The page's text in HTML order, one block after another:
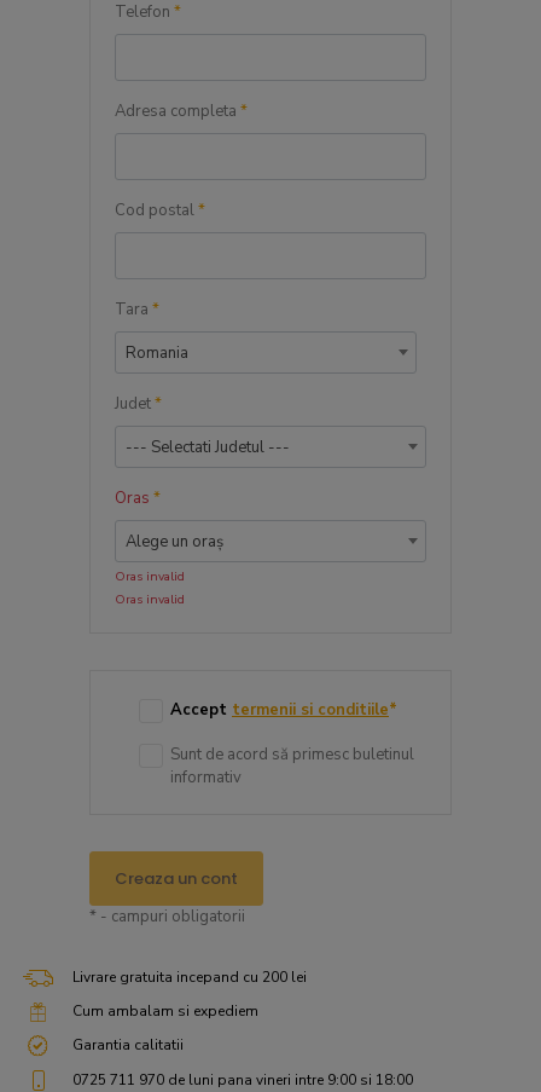
Telefon *
Adresa completa *
Cod postal*
Tara *
Romania
Judet*
--- Selectati Judetul ---
Oras *
Alege un oraș
Oras invalid
Oras invalid
Accept termenii si conditiile*
Sunt de acord să primesc buletinul
informativ
Creaza un cont
* - campuri obligatorii
Livrare gratuita incepand cu 200 lei
Cum ambalam si expediem
Garantia calitatii
0725 711 970 de luni pana vineri intre 9:00 si 18:00